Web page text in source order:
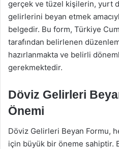
gerçek ve tüzel kişilerin, yurt
gelirlerini beyan etmek
belgedir. Bu form, Türkiye
tarafından belirlenen
hazırlanmakta ve belirli
gerekmektedir.
Döviz Gelirleri
Önemi
Döviz Gelirleri Beyan Formu,
için büyük bir öneme sahiptir.